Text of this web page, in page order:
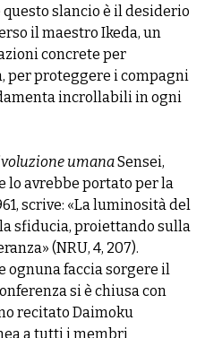
slancio è il desiderio
il maestro Ikeda, un
concrete per
per proteggere i compagni
incrollabili in ogni
umanaSensei,
lo avrebbe portato per la
scrive: «La luminosità del
sfiducia, proiettando sulla
(NRU, 4, 207).
ognuna faccia sorgere il
si è chiusa con
recitato Daimoku
a tutti i membri